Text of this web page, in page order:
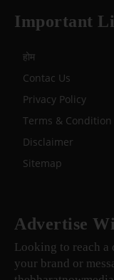
Important
होम
Contac Us
Privacy Policy
Terms & Condition
Disclaimer
Sitemap
Advertise
Looking to reach a
your brand or